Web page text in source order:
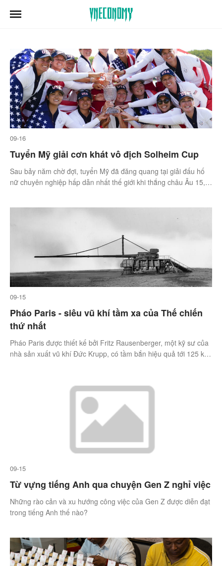
09-16
Tuyển Mỹ giải cơn khát vô địch Solheim Cup
Sau bảy năm chờ đợi, tuyển Mỹ đã đăng quang tại giải đấu hố
nữ chuyên nghiệp hấp dẫn nhất thế giới khi thắng châu Âu 15,5
09-15
Pháo Paris - siêu vũ khí tầm xa của Thế chiến
thứ nhất
Pháo Paris được thiết kế bởi Fritz Rausenberger, một kỹ sư của
nhà sản xuất vũ khí Đức Krupp, có tầm bắn hiệu quả tới 125 km
09-15
Từ vựng tiếng Anh qua chuyện Gen Z nghỉ việc
Những rào cản và xu hướng công việc của Gen Z được diễn đạt
trong tiếng Anh thế nào?